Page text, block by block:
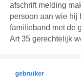
afschrift melding
persoon aan wie hij
familieband met de
Art 35 gerechtelijk
gebruiker